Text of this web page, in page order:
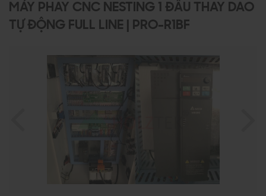
MÁY PHAY CNC NESTING 1 ĐẦU THAY DAO
TỰ ĐỘNG FULL LINE | PRO-R1BF